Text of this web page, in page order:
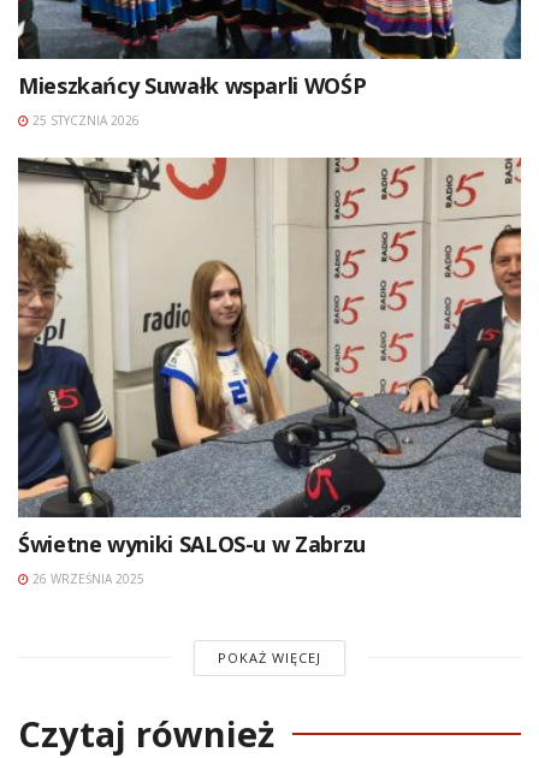
Mieszkańcy Suwałk wsparli WOŚP
25 STYCZNIA 2026
Świetne wyniki SALOS-u w Zabrzu
26 WRZEŚNIA 2025
POKAŻ WIĘCEJ
Czytaj również